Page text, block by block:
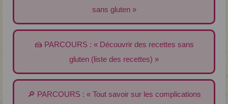
sans gluten »
🍰 PARCOURS : « Découvrir des recettes sans
gluten (liste des recettes) »
🔎 PARCOURS : « Tout savoir sur les complications